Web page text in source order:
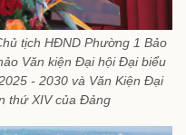
tịch HĐND Phường 1 Bảo
Văn kiện Đại hội Đại biểu
- 2030 và Văn Kiện Đại
thứ XIV của Đảng